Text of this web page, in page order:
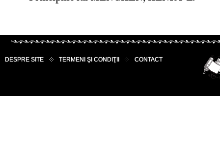
DESPRE SITE TERMENI ŞI CONDIŢII CONTACT